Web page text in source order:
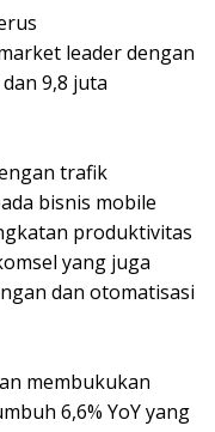
leader dengan
9,8 juta
trafik
bisnis mobile
produktivitas
yang juga
dan otomatisasi
membukukan
6,6% YoY yang